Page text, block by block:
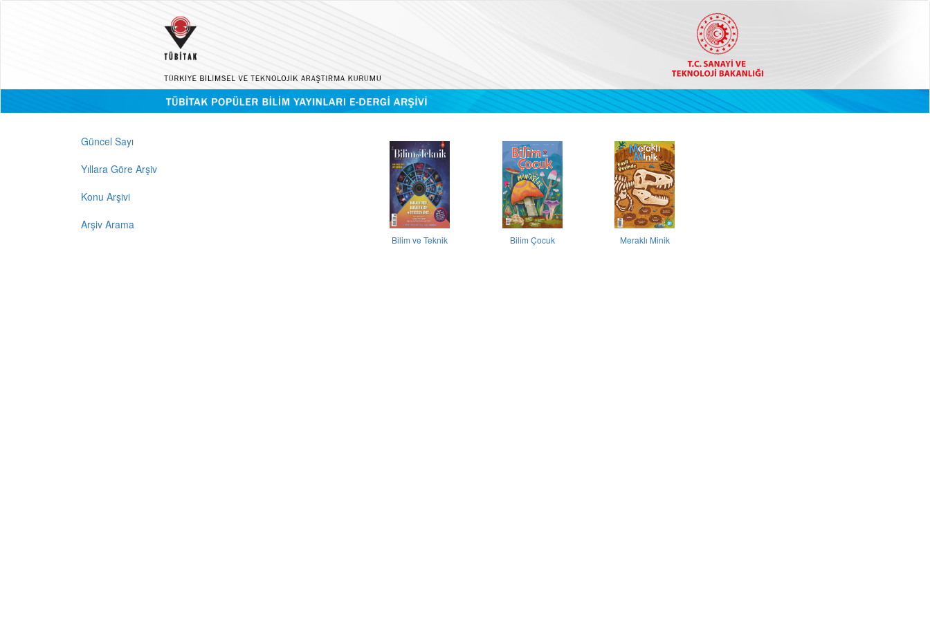
Güncel Sayı
Yıllara Göre Arşiv
Konu Arşivi
Arşiv Arama
Bilim ve Teknik Bilim Çocuk Meraklı Minik